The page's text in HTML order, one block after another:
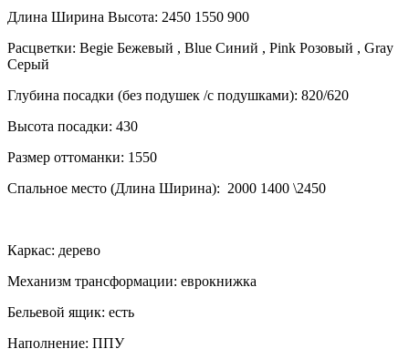
Длина Ширина Высота: 2450 1550 900
Расцветки: Begie Бежевый , Blue Синий , Pink Розовый , Gray
Серый
Глубина посадки (без подушек /с подушками): 820/620
Высота посадки: 430
Размер оттоманки: 1550
Спальное место (Длина Ширина): 2000 1400 \2450
Каркас: дерево
Механизм трансформации: еврокнижка
Бельевой ящик: есть
Наполнение: ППУ